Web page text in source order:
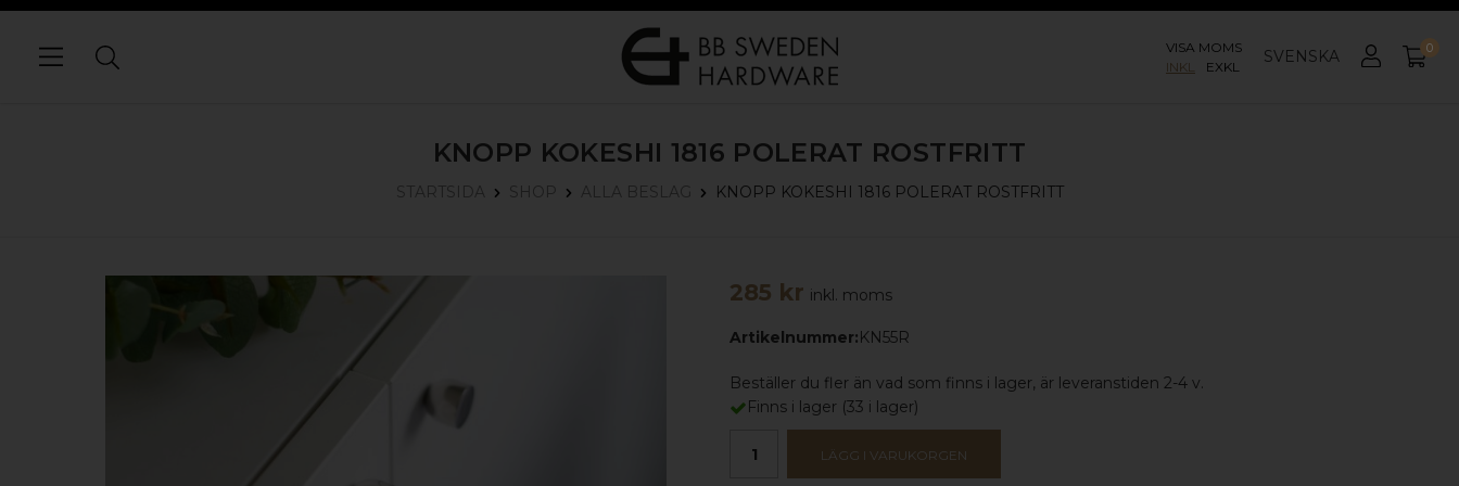
VISA MOMS
INKL
EXKL SVENSKA 0
KNOPP KOKESHI 1816 POLERAT ROSTFRITT
STARTSIDA SHOP ALLA BESLAG KNOPP KOKESHI 1816 POLERAT ROSTFRITT
285 kr inkl. moms
Artikelnummer:KN55R
Beställer du fler än vad som finns i lager, är leveranstiden 2-4 v.
Finns i lager (33 i lager)
LÄGG I VARUKORGEN